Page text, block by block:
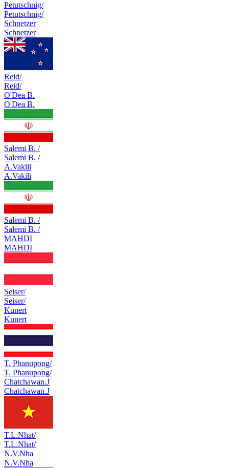
Petutschnig/
Petutschnig/
Schnetzer
Schnetzer
Reid/
Reid/
O'Dea B.
O'Dea B.
Salemi B. /
Salemi B. /
A.Vakili
A.Vakili
Salemi B. /
Salemi B. /
MAHDI
MAHDI
Seiser/
Seiser/
Kunert
Kunert
T. Phanupong/
T. Phanupong/
Chatchawan.J
Chatchawan.J
T.L.Nhat/
T.L.Nhat/
N.V.Nha
N.V.Nha